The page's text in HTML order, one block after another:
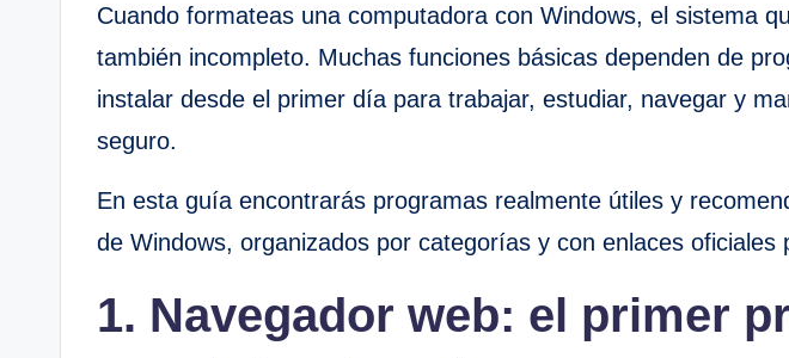
Cuando formateas una computadora con Windows, el sistema
también incompleto. Muchas funciones básicas dependen de
instalar desde el primer día para trabajar, estudiar, navegar y
seguro.
En esta guía encontrarás programas realmente útiles y
de Windows, organizados por categorías y con enlaces oficiales
1. Navegador web: el primer